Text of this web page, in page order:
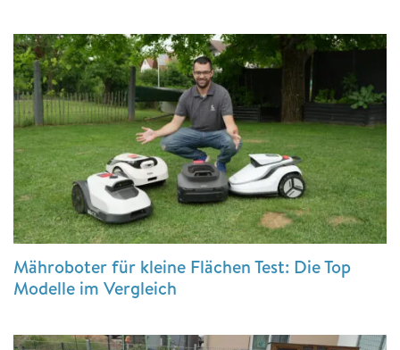
Mähroboter für kleine Flächen Test: Die Top
Modelle im Vergleich